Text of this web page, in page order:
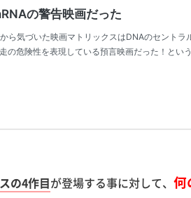
の4作目が登場する事に対して、 何